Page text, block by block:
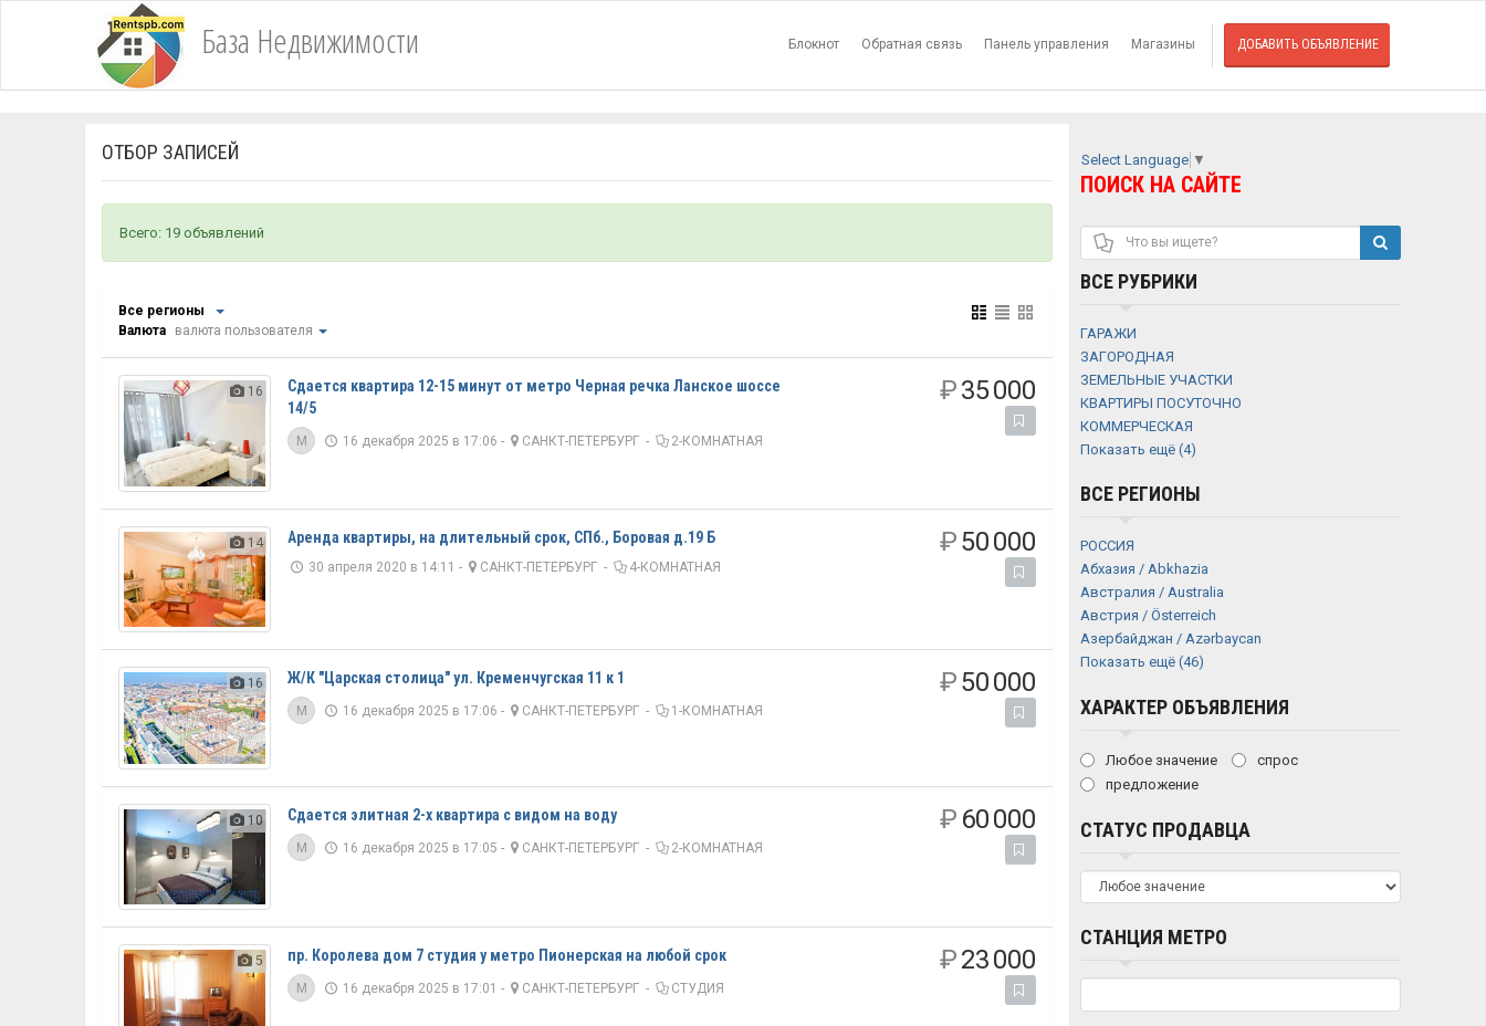
База Недвижимости Блокнот Обратная связь Панель управления Магазины ДОБАВИТЬ ОБЪЯВЛЕНИЕ
ОТБОР ЗАПИСЕЙ
Всего: 19 объявлений
Все регионы
Валюта
валюта пользователя
16
Сдается квартира 12-15 минут от метро Черная речка Ланское шоссе
14/5
M 16 декабря 2025 в 17:06 - САНКТ-ПЕТЕРБУРГ - 2-КОМНАТНАЯ
₽35 000
14 Аренда квартиры, на длительный срок, СПб., Боровая д.19 Б
30 апреля 2020 в 14:11 - САНКТ-ПЕТЕРБУРГ - 4-КОМНАТНАЯ
₽50 000
16 Ж/К "Царская столица" ул. Кременчугская 11 к 1
M 16 декабря 2025 в 17:06 - САНКТ-ПЕТЕРБУРГ - 1-КОМНАТНАЯ
₽50 000
10 Сдается элитная 2-х квартира с видом на воду
M 16 декабря 2025 в 17:05 - САНКТ-ПЕТЕРБУРГ - 2-КОМНАТНАЯ
₽ 60 000
5 пр. Королева дом 7 студия у метро Пионерская на любой срок
M 16 декабря 2025 в 17:01 - САНКТ-ПЕТЕРБУРГ - СТУДИЯ
₽23 000
Select Language ▼
ПОИСК НА САЙТЕ
ВСЕ РУБРИКИ
ГАРАЖИ
ЗАГОРОДНАЯ
ЗЕМЕЛЬНЫЕ УЧАСТКИ
КВАРТИРЫ ПОСУТОЧНО
КОММЕРЧЕСКАЯ
Показать ещё (4)
ВСЕ РЕГИОНЫ
РОССИЯ
Абхазия / Abkhazia
Австралия / Australia
Австрия / Österreich
Азербайджан / Azərbaycan
Показать ещё (46)
ХАРАКТЕР ОБЪЯВЛЕНИЯ
Любое значение
спрос
предложение
СТАТУС ПРОДАВЦА
СТАНЦИЯ МЕТРО